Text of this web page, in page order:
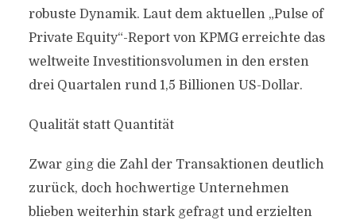
robuste Dynamik. Laut dem aktuellen „Pulse of
Private Equity“-Report von KPMG erreichte das
weltweite Investitionsvolumen in den ersten
drei Quartalen rund 1,5 Billionen US-Dollar.
Qualität statt Quantität
Zwar ging die Zahl der Transaktionen deutlich
zurück, doch hochwertige Unternehmen
blieben weiterhin stark gefragt und erzielten